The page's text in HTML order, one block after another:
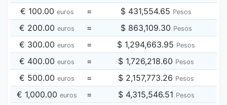
€ 100.00 euros = $ 431,554.65 Pesos
€ 200.00 euros = $ 863,109.30 Pesos
€ 300.00 euros = $ 1,294,663.95 Pesos
€ 400.00 euros = $ 1,726,218.60 Pesos
€ 500.00 euros = $ 2,157,773.26 Pesos
€ 1,000.00 euros = $ 4,315,546.51 Pesos